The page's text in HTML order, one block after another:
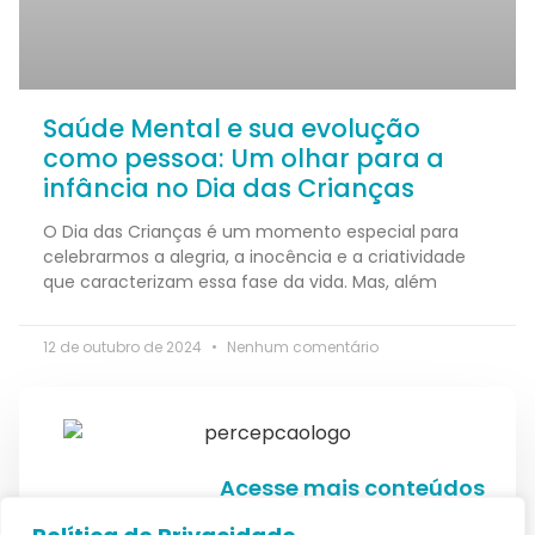
Saúde Mental e sua evolução
como pessoa: Um olhar para a
infância no Dia das Crianças
O Dia das Crianças é um momento especial para
celebrarmos a alegria, a inocência e a criatividade
que caracterizam essa fase da vida. Mas, além
12 de outubro de 2024 Nenhum comentário
Acesse mais conteúdos